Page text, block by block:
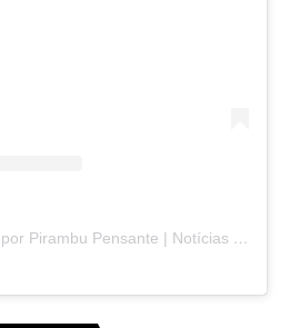
Um post compartilhado por Pirambu Pensante | Notícias & Entretenimento (@pirambupensante)